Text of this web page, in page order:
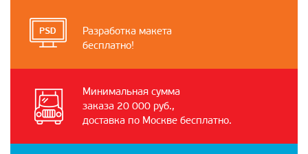
Разработка макета
бесплатно!
Минимальная сумма
заказа 20 000 руб.,
доставка по Москве бесплатно.